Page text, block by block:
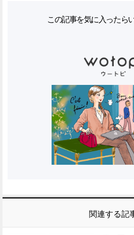
この記事を気に入ったら
関連する記